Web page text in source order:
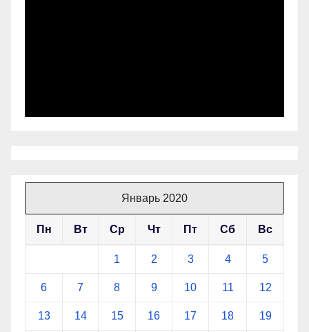
Январь 2020
Пн Вт Ср Чт Пт Сб Вс
1 2 3 4 5
6 7 8 9 10 11 12
13 14 15 16 17 18 19